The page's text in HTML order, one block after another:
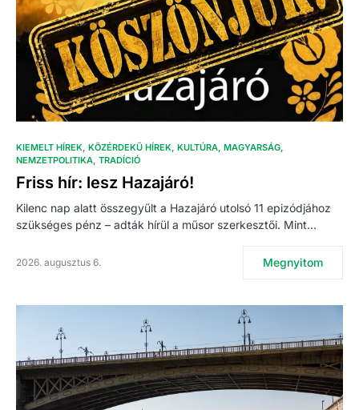
KIEMELT HÍREK KÖZÉRDEKŰ HÍREK KULTÚRA MAGYARSÁG
NEMZETPOLITIKA TRADÍCIÓ
Friss hír: lesz Hazajáró!
Kilenc nap alatt összegyűlt a Hazajáró utolsó 11 epizódjához
szükséges pénz – adták hírül a műsor szerkesztői. Mint…
2026. augusztus 6. Megnyitom